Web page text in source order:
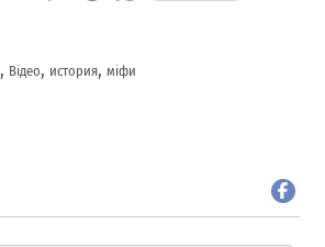
, Відео, история,міфи